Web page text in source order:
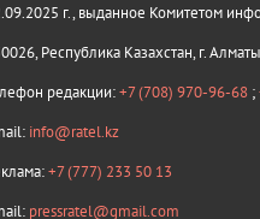
г., выданное Комитетом
Республика Казахстан, г.
редакции:+7 (708) 970-96-68 ;
info@ratel.kz
+7 (777) 233 50 13
pressratel@gmail.com